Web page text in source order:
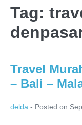
Tag:
Travel
– Bali –
delda - Posted on